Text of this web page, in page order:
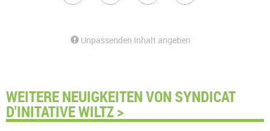
Unpassenden Inhalt angeben
WEITERE NEUIGKEITEN VON SYNDICAT
D'INITATIVE WILTZ >